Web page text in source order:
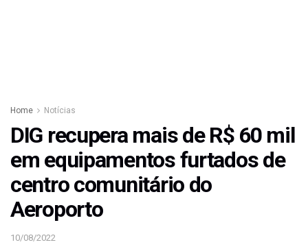
Home Notícias
DIG recupera mais de R$ 60 mil
em equipamentos furtados de
centro comunitário do
Aeroporto
10/08/2022